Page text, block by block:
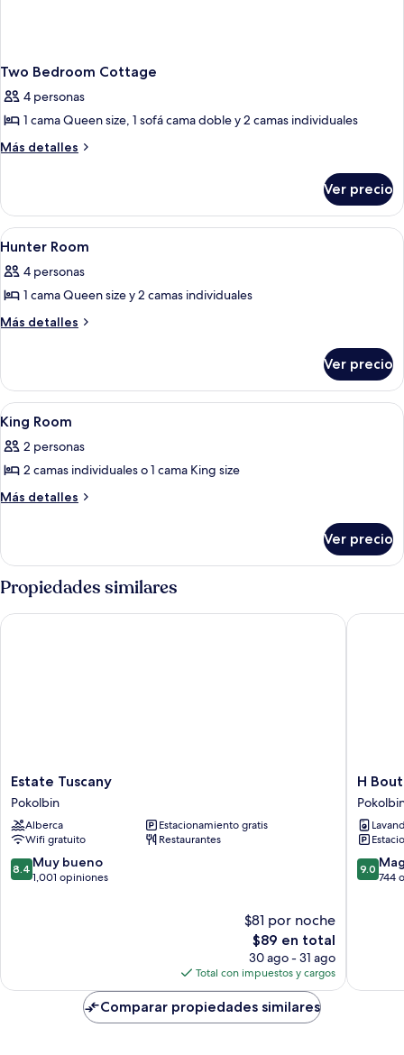
Two Bedroom Cottage
4 personas
1 cama Queen size, 1 sofá cama doble y 2 camas individuales
Más detalles
Más
Bedroom
Cottage
Ver precio
Abrir
todas
las
fotos
de
Dos personas en una cama con una
3
Hunter Room
4 personas
1 cama Queen size y 2 camas individuales
Más detalles
Más
Room
Ver precio
Abrir
todas
las
fotos
de
Habitación de hotel con cama, sofá,
5
King Room
2 personas
2 camas individuales o 1 cama King size
Más detalles
Más
Room
Ver precio
Propiedades similares
Estate
Tuscany
Pokolbin
Estate Tuscany
Pokolbin
Alberca
Estacionamiento gratis
Wifi gratuito
Restaurantes
8.4
de
8.4 Muy bueno
1,001 opiniones
$81 por noche
El
precio
actual
es
de
$89
$89 en total
30 ago - 31 ago
Total con impuestos y cargos
Estate Tuscany
H
Hotel
Pokolbin
H
9.0
de
9.0
744
H
Comparar propiedades similares